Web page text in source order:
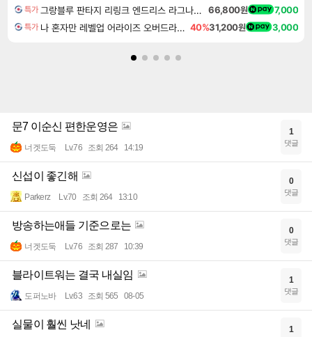
특가 그랑블루 판타지 리링크 엔드리스 라그나로크 Granblue Fantasy Relink Endless Ragnarok 66,800원 7,000
특가 나 혼자만 레벨업 어라이즈 오버드라이브 디럭스 에디션 Solo Leveling Arise Overdrive Deluxe Edition 40%31,200원 3,000
문7 이순신 편한운영은
너겟도둑 Lv.76 조회 264 14:19
1
댓글
신섭이 좋긴해
Parkerz Lv.70 조회 264 13:10
0
댓글
방송하는애들 기준으로는
너겟도둑 Lv.76 조회 287 10:39
0
댓글
블라이트워는 결국 내실임
도퍼노바 Lv.63 조회 565 08-05
1
댓글
실물이 훨씬 낫네 1